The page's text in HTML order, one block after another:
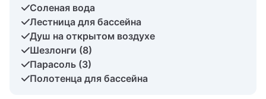
Соленая вода
Лестница для бассейна
Душ на открытом воздухе
Шезлонги (8)
Парасоль (3)
Полотенца для бассейна